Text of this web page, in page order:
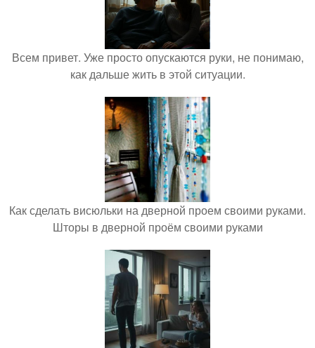
Всем привет. Уже просто опускаются руки, не понимаю,
как дальше жить в этой ситуации.
Как сделать висюльки на дверной проем своими руками.
Шторы в дверной проём своими руками